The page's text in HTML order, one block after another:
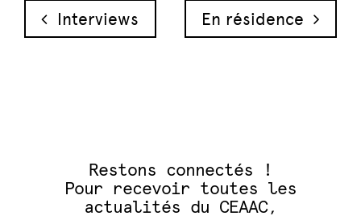
Navigation des articles
Interviews En résidence
Restons connectés !
Pour recevoir toutes les
actualités du CEAAC,